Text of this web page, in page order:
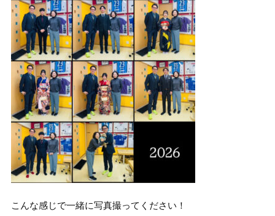
こんな感じで一緒に写真撮ってください！